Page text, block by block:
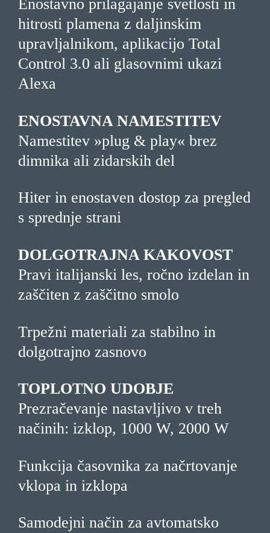
Enostavno prilagajanje svetlosti in
hitrosti plamena z daljinskim
upravljalnikom, aplikacijo Total
Control 3.0 ali glasovnimi ukazi
Alexa
ENOSTAVNA NAMESTITEV
Namestitev »plug & play« brez
dimnika ali zidarskih del
Hiter in enostaven dostop za pregled
s sprednje strani
DOLGOTRAJNA KAKOVOST
Pravi italijanski les, ročno izdelan in
zaščiten z zaščitno smolo
Trpežni materiali za stabilno in
dolgotrajno zasnovo
TOPLOTNO UDOBJE
Prezračevanje nastavljivo v treh
načinih: izklop, 1000 W, 2000 W
Funkcija časovnika za načrtovanje
vklopa in izklopa
Samodejni način za avtomatsko